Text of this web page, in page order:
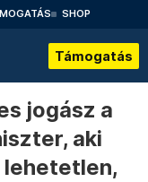
SHOP
Támogatás
jogász a
aki
lehetetlen,